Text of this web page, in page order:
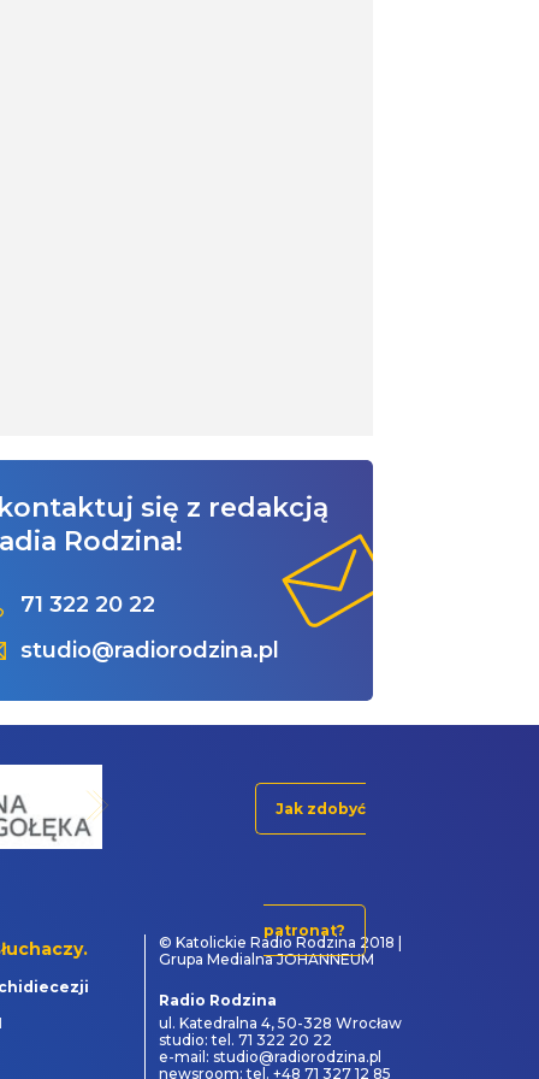
się z redakcją
Rodzina!
71 322 20 22
studio@radiorodzina.pl
Jak zdobyć
patronat?
© Katolickie Radio Rodzina 2018 |
Grupa Medialna JOHANNEUM
Radio Rodzina
ul. Katedralna 4, 50-328 Wrocław
studio: tel. 71 322 20 22
e-mail: studio@radiorodzina.pl
newsroom: tel. +48 71 327 12 85